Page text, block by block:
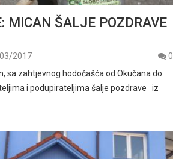
MICAN ŠALJE POZDRAVE
2017
0
sa zahtjevnog hodočašća od Okučana do
i podupirateljima šalje pozdrave iz